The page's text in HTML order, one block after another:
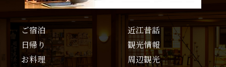
ご宿泊
日帰り
お料理
近江昔話
観光情報
周辺観光